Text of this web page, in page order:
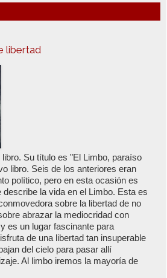
libertad
Su título es "El Limbo, paraíso
libro. Seis de los anteriores eran
político, pero en esta ocasión es
describe la vida en el Limbo. Esta es
sobre la libertad de no
abrazar la mediocridad con
es un lugar fascinante para
de una libertad tan insuperable
del cielo para pasar allí
Al limbo iremos la mayoría de